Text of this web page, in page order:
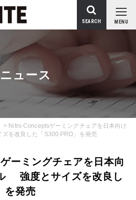
MENU
SEARCH
ニュース
> Nitro Conceptsゲーミングチェアを日本向け
を改良した「S300 PRO」を発売
ーミングチェアを日本向
強度とサイズを改良し
を発売